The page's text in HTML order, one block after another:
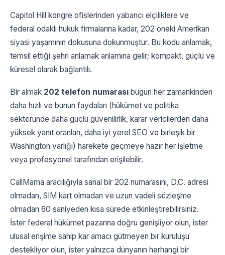
Capitol Hill kongre ofislerinden yabancı elçiliklere ve
federal odaklı hukuk firmalarına kadar, 202 öneki Amerikan
siyasi yaşamının dokusuna dokunmuştur. Bu kodu anlamak,
temsil ettiği şehri anlamak anlamına gelir; kompakt, güçlü ve
küresel olarak bağlantılı.
Bir almak 202 telefon numarası bugün her zamankinden
daha hızlı ve bunun faydaları (hükümet ve politika
sektöründe daha güçlü güvenilirlik, karar vericilerden daha
yüksek yanıt oranları, daha iyi yerel SEO ve birleşik bir
Washington varlığı) harekete geçmeye hazır her işletme
veya profesyonel tarafından erişilebilir.
CallMama aracılığıyla sanal bir 202 numarasını, D.C. adresi
olmadan, SIM kart olmadan ve uzun vadeli sözleşme
olmadan 60 saniyeden kısa sürede etkinleştirebilirsiniz.
İster federal hükümet pazarına doğru genişliyor olun, ister
ulusal erişime sahip kar amacı gütmeyen bir kuruluşu
destekliyor olun, ister yalnızca dünyanın herhangi bir